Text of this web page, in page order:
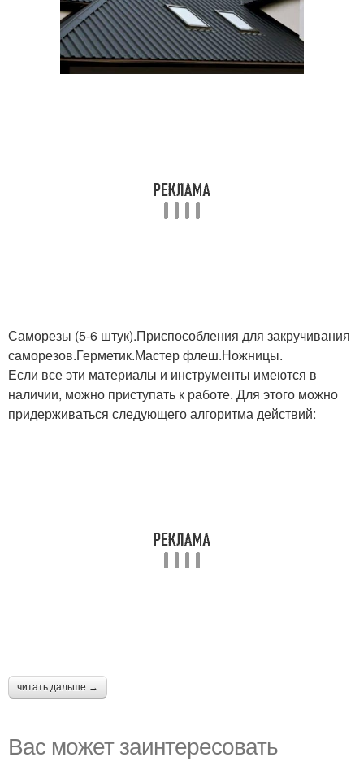
Саморезы (5-6 штук).Приспособления для закручивания
саморезов.Герметик.Мастер флеш.Ножницы.
Если все эти материалы и инструменты имеются в
наличии, можно приступать к работе. Для этого можно
придерживаться следующего алгоритма действий:
читать дальше →
Вас может заинтересовать